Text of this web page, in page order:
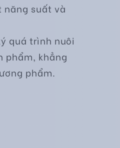
suất và
quá trình nuôi
phẩm, khẳng
phẩm.